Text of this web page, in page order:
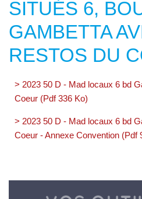
SITUÉS 6,
GAMBETTA
RESTOS DU
> 2023 50 D - Mad locaux 6 bd
Coeur (Pdf 336 Ko)
> 2023 50 D - Mad locaux 6 bd
Coeur - Annexe Convention (Pdf